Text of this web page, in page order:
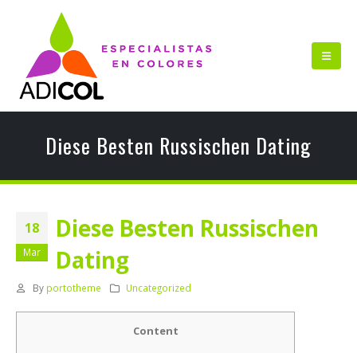
Diese Besten Russischen Dating
18
Mar
Diese Besten Russischen
Dating
By portotheme Uncategorized
Content